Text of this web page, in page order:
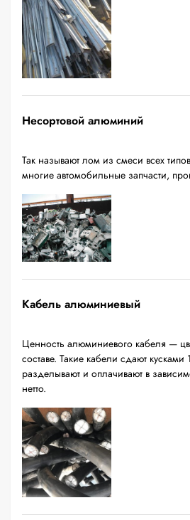
Несортовой алюминий
Так называют лом из смеси всех
многие автомобильные запчасти,
Кабель алюминиевый
Ценность алюминиевого кабеля —
составе. Такие кабели сдают
разделывают и оплачивают в
нетто.